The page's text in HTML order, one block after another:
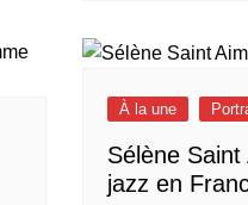
À la une
Sélène
jazz en